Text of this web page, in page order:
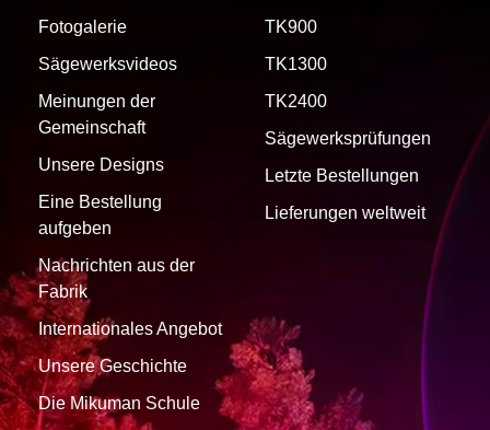
Fotogalerie
Sägewerksvideos
Meinungen der
Gemeinschaft
Unsere Designs
Eine Bestellung
aufgeben
Nachrichten aus der
Fabrik
TK900
TK1300
TK2400
Sägewerksprüfungen
Letzte Bestellungen
Lieferungen weltweit
Internationales Angebot
Unsere Geschichte
Die Mikuman Schule